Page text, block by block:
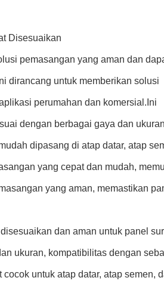
Disesuaikan
pemasangan yang aman dan
dirancang untuk memberikan solusi
perumahan dan komersial.Ini
dengan berbagai gaya dan
dipasang di atap datar, atap
yang cepat dan mudah,
yang aman, memastikan
dan aman untuk panel
ukuran, kompatibilitas dengan
untuk atap datar, atap semen,